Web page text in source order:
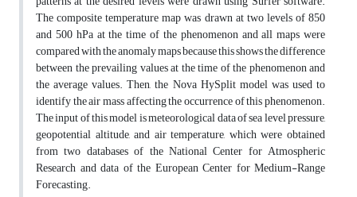
The composite temperature map was drawn at two levels of 850
and 500 hPa at the time of the phenomenon and all maps were
compared with the anomaly maps because this shows the difference
between the prevailing values at the time of the phenomenon and
the average values. Then, the Nova HySplit model was used to
identify the air mass affecting the occurrence of this phenomenon.
The input of this model is meteorological data of sea level pressure,
geopotential altitude, and air temperature, which were obtained
from two databases of the National Center for Atmospheric
Research and data of the European Center for Medium-Range
Forecasting.